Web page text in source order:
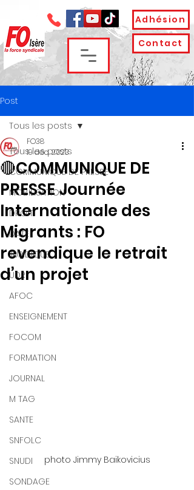
Adhésion
Contact
Post
Tous les posts
COMMUNIQUE DE PRESSE
MOBILISATION
DROIT
DATE
JURIDIQUE
UDR
AFOC
ENSEIGNEMENT
FOCOM
FORMATION
JOURNAL
M TAG
SANTE
SNFOLC
SNUDI
SONDAGE
Tous les posts
🔴COMMUNIQUE DE
PRESSE Journée
Internationale des
Migrants : FO
revendique le retrait
d’un projet
FO38
19 déc. 2023
photo Jimmy Baikovicius